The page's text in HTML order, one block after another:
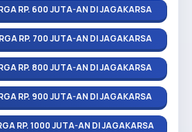
RP. 600 JUTA-AN DI JAGAKARSA
RP. 700 JUTA-AN DI JAGAKARSA
RP. 800 JUTA-AN DI JAGAKARSA
RP. 900 JUTA-AN DI JAGAKARSA
RP. 1000 JUTA-AN DI JAGAKARSA